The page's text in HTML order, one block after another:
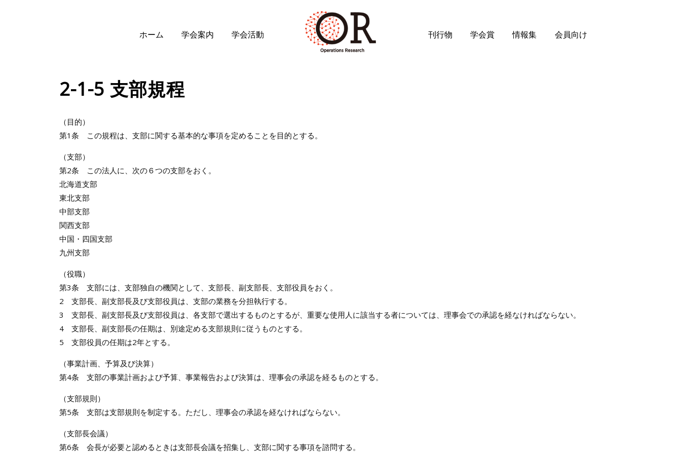
ホーム 学会案内 学会活動 刊行物 学会賞 情報集 会員向け
2-1-5 支部規程
（目的）
第1条 この規程は、支部に関する基本的な事項を定めることを目的とする。
（支部）
第2条 この法人に、次の６つの支部をおく。
北海道支部
東北支部
中部支部
関西支部
中国・四国支部
九州支部
（役職）
第3条 支部には、支部独自の機関として、支部長、副支部長、支部役員をおく。
2 支部長、副支部長及び支部役員は、支部の業務を分担執行する。
3 支部長、副支部長及び支部役員は、各支部で選出するものとするが、重要な使用人に該当する者については、理事会での承認を経なければならない。
4 支部長、副支部長の任期は、別途定める支部規則に従うものとする。
5 支部役員の任期は2年とする。
（事業計画、予算及び決算）
第4条 支部の事業計画および予算、事業報告および決算は、理事会の承認を経るものとする。
（支部規則）
第5条 支部は支部規則を制定する。ただし、理事会の承認を経なければならない。
（支部長会議）
第6条 会長が必要と認めるときは支部長会議を招集し、支部に関する事項を諮問する。